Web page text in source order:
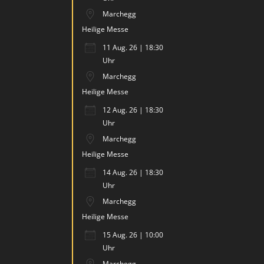
Marchegg
Heilige Messe
11 Aug. 26 | 18:30
Uhr
Marchegg
Heilige Messe
12 Aug. 26 | 18:30
Uhr
Marchegg
Heilige Messe
14 Aug. 26 | 18:30
Uhr
Marchegg
Heilige Messe
15 Aug. 26 | 10:00
Uhr